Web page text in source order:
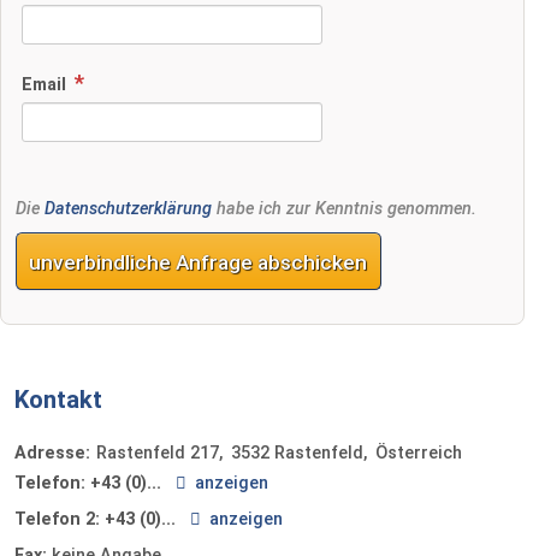
Email
Die Datenschutzerklärung habe ich zur Kenntnis genommen.
unverbindliche Anfrage abschicken
Kontakt
Adresse: Rastenfeld 217 3532 Rastenfeld
Österreich
Telefon: +43 (0)...
anzeigen
Telefon 2: +43 (0)...
anzeigen